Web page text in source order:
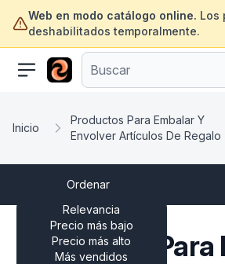
Web en modo catálogo online. Los
deshabilitados temporalmente.
ofertasinformatica.com
Inicio
Productos Para Embalar Y
Envolver Artículos De Regalo
Ordenar
Relevancia
Precio más bajo
Precio más alto
Más vendidos
Etiquetas